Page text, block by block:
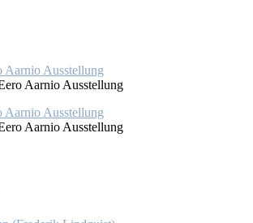
Aar­nio Aus­stel­lung
Aar­nio Aus­stel­lung